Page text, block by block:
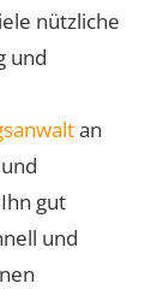
nützliche
und
an
gut
und